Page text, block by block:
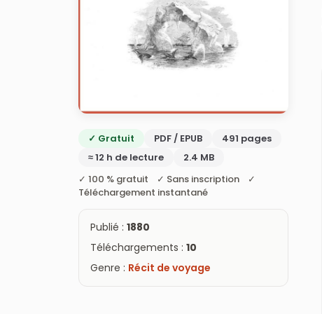
✓ Gratuit PDF / EPUB
491 pages
≈ 12 h de lecture
2.4 MB
✓ 100 % gratuit ✓ Sans inscription ✓
Téléchargement instantané
Publié : 1880
Téléchargements : 10
Genre : Récit de voyage